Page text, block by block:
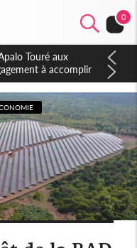
0
en
un exclu d'avance